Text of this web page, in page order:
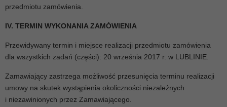
przedmiotu zamówienia.
IV. TERMIN WYKONANIA ZAMÓWIENIA
Przewidywany termin i miejsce realizacji przedmiotu zamówienia
dla wszystkich zadań (części): 20 września 2017 r. w LUBLINIE.
Zamawiający zastrzega możliwość przesunięcia terminu realizacji
umowy na skutek wystąpienia okoliczności niezależnych
i niezawinionych przez Zamawiającego.